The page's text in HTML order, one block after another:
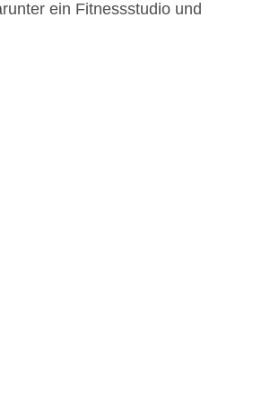
ein Fitnessstudio und